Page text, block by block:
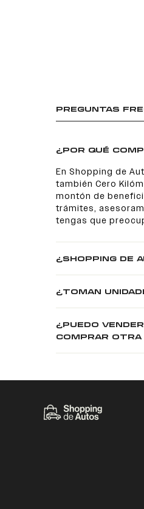
PREGUNTAS
¿POR QUÉ
En Shopping de
también Cero
montón de
trámites,
tengas que
¿SHOPPING DE
¿TOMAN
¿PUEDO
COMPRAR OTRA